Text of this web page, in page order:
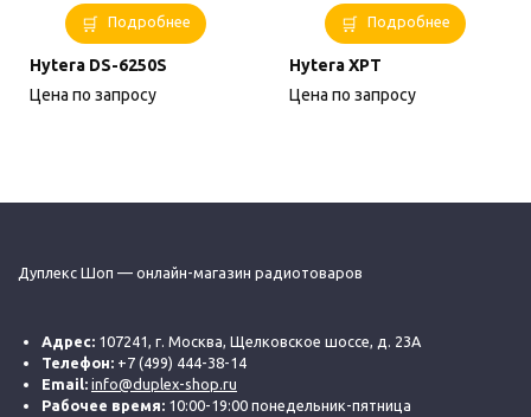
Подробнее
Hytera DS-6250S
Цена по запросу
Подробнее
Hytera XPT
Цена по запросу
Дуплекс Шоп — онлайн-магазин радиотоваров
Адрес: 107241, г. Москва, Щелковское шоссе, д. 23А
Телефон: +7 (499) 444-38-14
Email: info@duplex-shop.ru
Рабочее время: 10:00-19:00 понедельник-пятница